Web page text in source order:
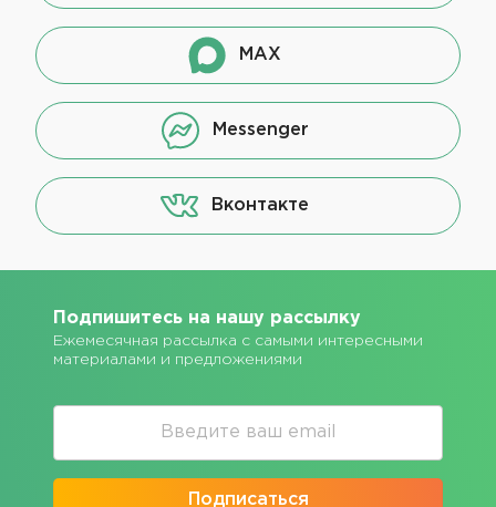
MAX
Messenger
Вконтакте
Подпишитесь на нашу рассылку
Ежемесячная рассылка с самыми интересными
материалами и предложениями
Подписаться